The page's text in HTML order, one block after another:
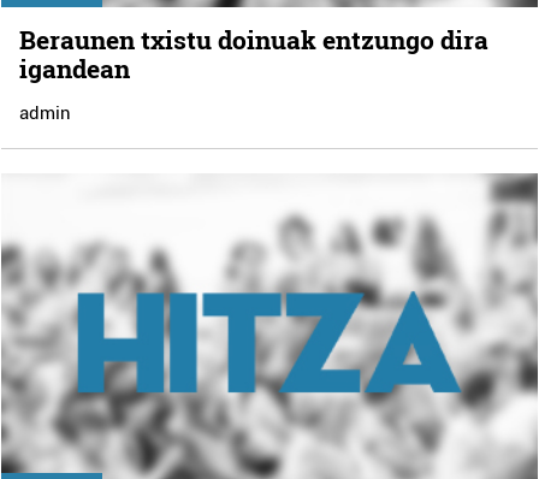
Beraunen txistu doinuak entzungo dira
igandean
admin